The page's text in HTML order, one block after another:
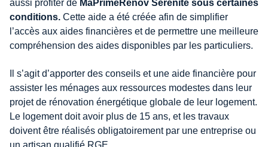
aussi profiter de MaPrimeRenov Sérénité sous certaines
conditions. Cette aide a été créée afin de simplifier
l’accès aux aides financières et de permettre une meilleure
compréhension des aides disponibles par les particuliers.
Il s’agit d’apporter des conseils et une aide financière pour
assister les ménages aux ressources modestes dans leur
projet de rénovation énergétique globale de leur logement.
Le logement doit avoir plus de 15 ans, et les travaux
doivent être réalisés obligatoirement par une entreprise ou
un artisan qualifié RGE.